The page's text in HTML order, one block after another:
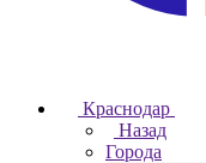
Краснодар
Назад
Города